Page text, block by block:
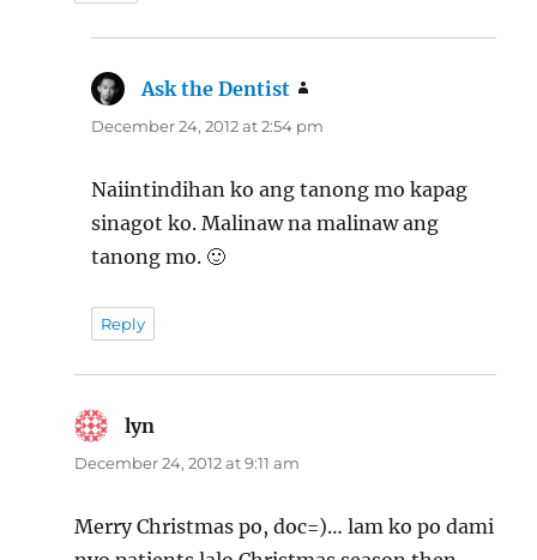
Ask the Dentist
December 24, 2012 at 2:54 pm
Naiintindihan ko ang tanong mo kapag
sinagot ko. Malinaw na malinaw ang
tanong mo. 🙂
Reply
lyn
December 24, 2012 at 9:11 am
Merry Christmas po, doc=)… lam ko po dami